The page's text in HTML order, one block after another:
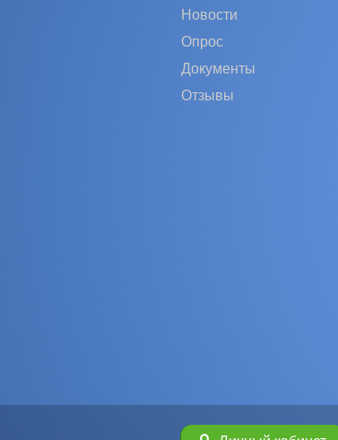
Новости
Опрос
Документы
Отзывы